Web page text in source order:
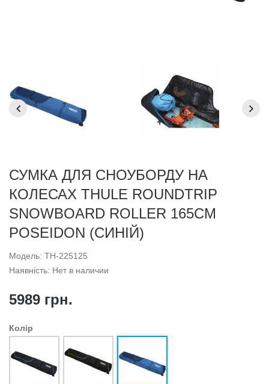
СУМКА ДЛЯ СНОУБОРДУ НА
КОЛЕСАХ THULE ROUNDTRIP
SNOWBOARD ROLLER 165CM
POSEIDON (СИНІЙ)
Модель: TH-225125
Наявність: Нет в наличии
5989 грн.
Колір